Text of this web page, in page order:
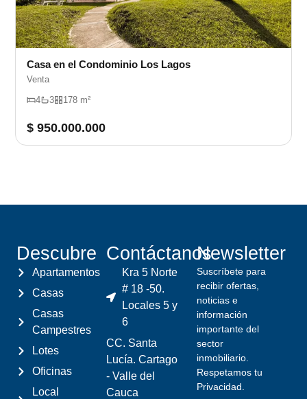
Casa en el Condominio Los Lagos
Venta
4 3 178 m²
$ 950.000.000
Descubre
Apartamentos
Casas
Casas
Campestres
Lotes
Oficinas
Local
Contáctanos
Kra 5 Norte
# 18 -50.
Locales 5 y
6
CC. Santa
Lucía. Cartago
- Valle del
Cauca
Newsletter
Suscríbete para
recibir ofertas,
noticias e
información
importante del
sector
inmobiliario.
Respetamos tu
Privacidad.